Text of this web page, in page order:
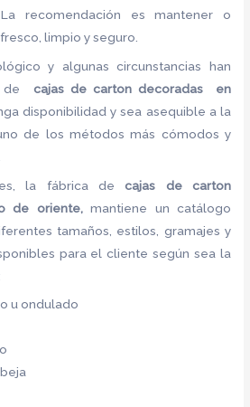
recomendación es mantener o
limpio y seguro.
y algunas circunstancias han
de cajas de carton decoradas en
disponibilidad y sea asequible a la
de los métodos más cómodos y
la fábrica decajas de carton
de oriente,mantiene un catálogo
tamaños, estilos, gramajes y
para el cliente según sea la
u ondulado